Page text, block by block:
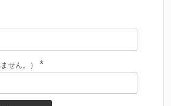
せん。） *